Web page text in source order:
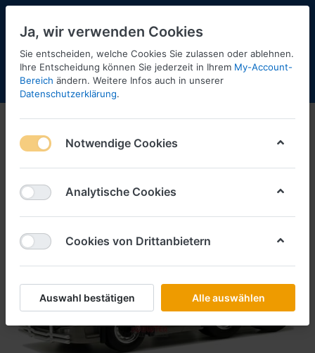
Menü Anmelden Shopaktualisierung
Ja, wir verwenden Cookies
Sie entscheiden, welche Cookies Sie zulassen oder ablehnen.
Ihre Entscheidung können Sie jederzeit in Ihrem My-Account-
Bereich ändern. Weitere Infos auch in unserer
Datenschutzerklärung.
Notwendige Cookies
Analytische Cookies
Cookies von Drittanbietern
Auswahl bestätigen Alle auswählen